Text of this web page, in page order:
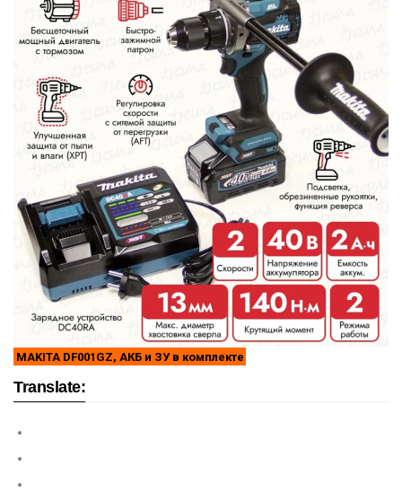
MAKITA DF001GZ, АКБ и ЗУ в комплекте
Translate: